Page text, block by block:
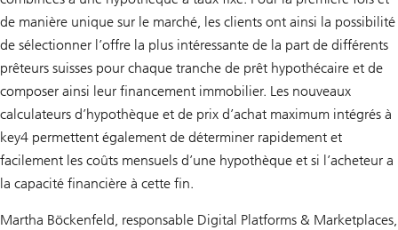
de manière unique sur le marché, les clients ont ainsi la possibilité
de sélectionner l’offre la plus intéressante de la part de différents
prêteurs suisses pour chaque tranche de prêt hypothécaire et de
composer ainsi leur financement immobilier. Les nouveaux
calculateurs d’hypothèque et de prix d’achat maximum intégrés à
key4 permettent également de déterminer rapidement et
facilement les coûts mensuels d’une hypothèque et si l’acheteur a
la capacité financière à cette fin.
Martha Böckenfeld, responsable Digital Platforms & Marketplaces,